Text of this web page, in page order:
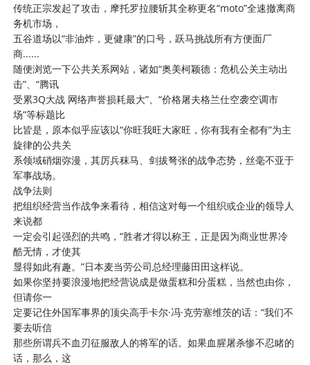
传统正宗发起了攻击，摩托罗拉腰斩其全称更名“moto”全速撤离商
务机市场，
五谷道场以“非油炸，更健康”的口号，跃马挑战所有方便面厂
商......
随便浏览一下公共关系网站，诸如“奥美柯颖德：危机公关主动出
击”、“腾讯
受累3Q大战 网络声誉损耗最大”、“价格屠夫格兰仕空袭空调市
场”等标题比
比皆是，原本似乎应该以“你旺我旺大家旺，你有我有全都有”为主
旋律的公共关
系领域硝烟弥漫，其厉兵秣马、剑拔弩张的战争态势，丝毫不亚于
军事战场。
战争法则
把组织经营当作战争来看待，相信这对每一个组织或企业的领导人
来说都
一定会引起强烈的共鸣，“胜者才得以称王，正是因为商业世界冷
酷无情，才使其
显得如此有趣。”日本麦当劳公司总经理藤田田这样说。
如果你坚持要浪漫地把经营说成是做蛋糕和分蛋糕，当然也由你，
但请你一
定要记住外国军事界的顶尖高手卡尔·冯·克劳塞维茨的话：“我们不
要去听信
那些所谓兵不血刃征服敌人的将军的话。如果血腥屠杀惨不忍睹的
话，那么，这